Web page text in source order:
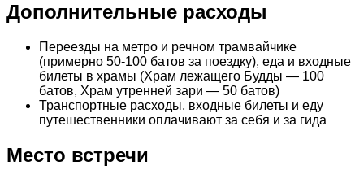
Дополнительные расходы
Переезды на метро и речном трамвайчике
(примерно 50-100 батов за поездку), еда и входные
билеты в храмы (Храм лежащего Будды — 100
батов, Храм утренней зари — 50 батов)
Транспортные расходы, входные билеты и еду
путешественники оплачивают за себя и за гида
Место встречи